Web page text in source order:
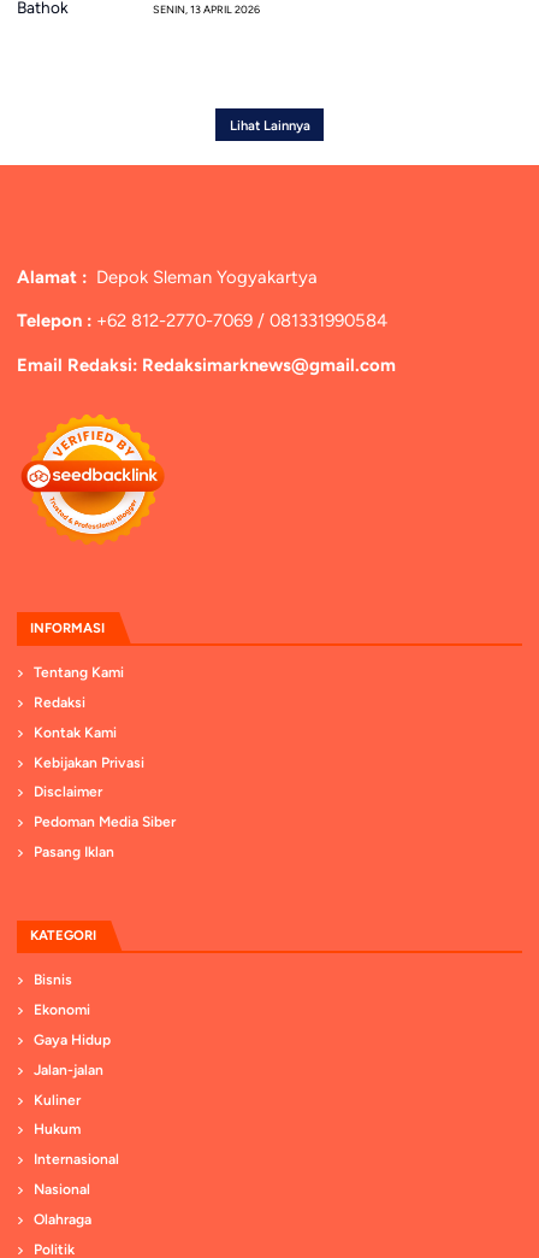
SENIN, 13 APRIL 2026
Lihat Lainnya
Alamat : Depok Sleman Yogyakartya
Telepon : +62 812-2770-7069 / 081331990584
Email Redaksi: Redaksimarknews@gmail.com
INFORMASI
Tentang Kami
Redaksi
Kontak Kami
Kebijakan Privasi
Disclaimer
Pedoman Media Siber
Pasang Iklan
KATEGORI
Bisnis
Ekonomi
Gaya Hidup
Jalan-jalan
Kuliner
Hukum
Internasional
Nasional
Olahraga
Politik